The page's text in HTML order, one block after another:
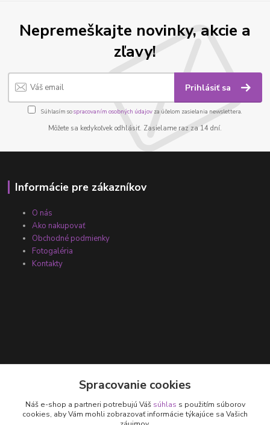
Nepremeškajte novinky, akcie a
zľavy!
Prihlásiť sa
Súhlasím sospracovaním osobných údajov za účelom zasielania newslettera.
Môžete sa kedykoľvek odhlásiť. Zasielame raz za 14 dní.
Informácie pre zákazníkov
O nás
Ako nakupovať
Obchodné podmienky
Fotogaléria
Kontakty
+421 905 531 251
Spracovanie cookies
Náš e-shop a partneri potrebujú Váš súhlas s použitím súborov
cookies, aby Vám mohli zobrazovať informácie týkajúce sa Vašich